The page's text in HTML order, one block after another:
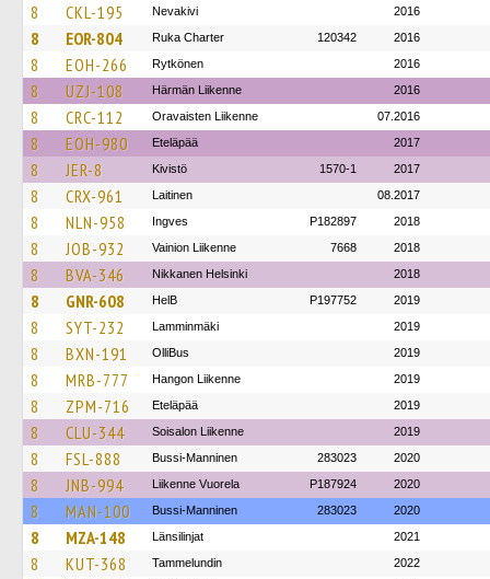
8 CKL-195 Nevakivi 2016
8 EOR-804 Ruka Charter 120342 2016
8 EOH-266 Rytkönen 2016
8 UZJ-108 Härmän Liikenne 2016
8 CRC-112 Oravaisten Liikenne 07.2016
8 EOH-980 Eteläpää 2017
8 JER-8 Kivistö 1570-1 2017
8 CRX-961 Laitinen 08.2017
8 NLN-958 Ingves P182897 2018
8 JOB-932 Vainion Liikenne 7668 2018
8 BVA-346 Nikkanen Helsinki 2018
8 GNR-608 HelB P197752 2019
8 SYT-232 Lamminmäki 2019
8 BXN-191 OlliBus 2019
8 MRB-777 Hangon Liikenne 2019
8 ZPM-716 Eteläpää 2019
8 CLU-344 Soisalon Liikenne 2019
8 FSL-888 Bussi-Manninen 283023 2020
8 JNB-994 Liikenne Vuorela P187924 2020
8 MAN-100 Bussi-Manninen 283023 2020
8 MZA-148 Länsilinjat 2021
8 KUT-368 Tammelundin 2022